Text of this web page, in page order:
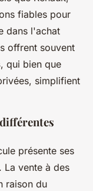
fiables pour
dans l'achat
offrent souvent
, qui bien que
simplifient
présente ses
La vente à des
raison du